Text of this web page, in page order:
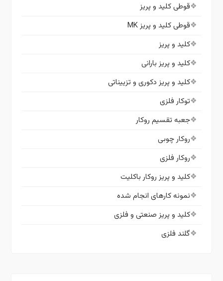
قوطی کلید و پریز
قوطی کلید و پریز MK
کلید و پریز
کلید و پریز بارانی
کلید و پریز دکوری و تزییناتی
توکار فلزی
جعبه تقسیم روکار
روکار چوبی
روکار فلزی
کلید و پریز روکار باکلیت
نمونه کارهای انجام شده
کلید و پریز صنعتی و فلزی
گلند فلزی